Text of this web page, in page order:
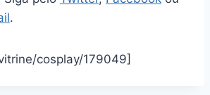
.
cosplay/179049]